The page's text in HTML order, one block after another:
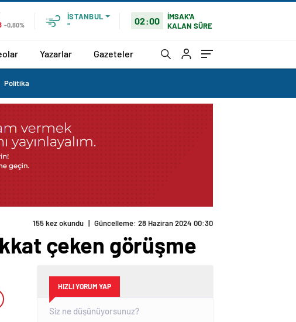
-0,80%
İSTANBUL
°
02:00
İMSAK'A
KALAN SÜRE
Yazarlar Gazeteler
Politika
155 kez okundu | Güncelleme: 28 Haziran 2024 00:30
çeken görüşme
HIZLI YORUM YAP